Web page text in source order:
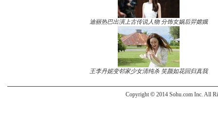
迪丽热巴出演上古传说人物 分饰女娲后羿嫦娥
王李丹妮变邻家少女清纯杀 笑颜如花回归真我
Copyright © 2014 Sohu.com Inc. All